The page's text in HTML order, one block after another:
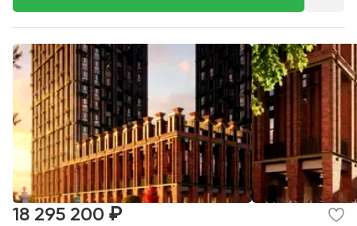
18 295 200 ₽